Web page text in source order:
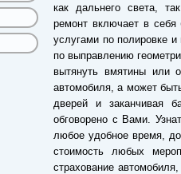
как дальнего света,
ремонт включает в себя
услугами по полировке и
по выправлению
вытянуть вмятины или
автомобиля, а может
дверей и заканчивая
обговорено с Вами.
любое удобное время,
стоимость любых
страхование